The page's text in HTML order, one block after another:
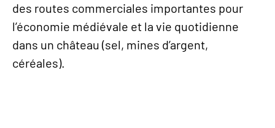
des routes commerciales importantes pour
l’économie médiévale et la vie quotidienne
dans un château (sel, mines d’argent,
céréales).